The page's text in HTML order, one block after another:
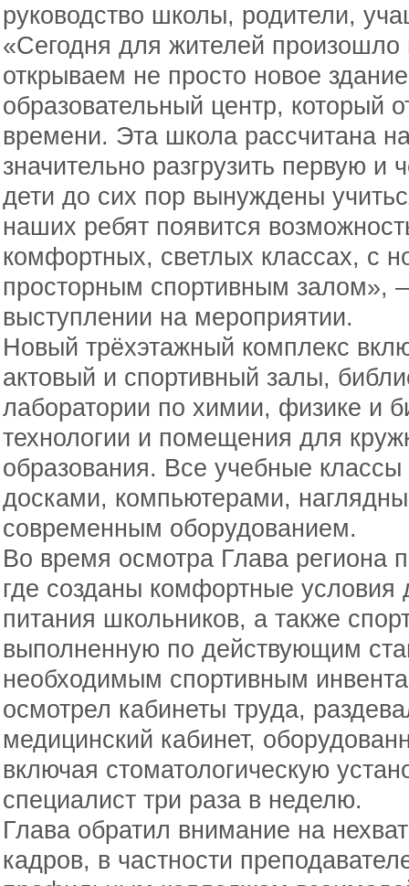
руководство школы, родители,
«Сегодня для жителей
открываем не просто новое
образовательный центр, который
времени. Эта школа рассчитана
значительно разгрузить первую и
дети до сих пор вынуждены
наших ребят появится
комфортных, светлых классах, с
просторным спортивным залом»,
выступлении на мероприятии.
Новый трёхэтажный комплекс
актовый и спортивный залы,
лаборатории по химии, физике и
технологии и помещения для
образования. Все учебные
досками, компьютерами,
современным оборудованием.
Во время осмотра Глава региона
где созданы комфортные условия
питания школьников, а также
выполненную по действующим
необходимым спортивным
осмотрел кабинеты труда,
медицинский кабинет,
включая стоматологическую
специалист три раза в неделю.
Глава обратил внимание на
кадров, в частности